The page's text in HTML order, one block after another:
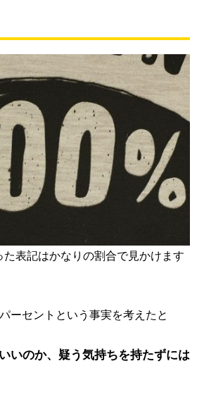
表記はかなりの割合で見かけます
ーセントという事実を考えたと
いのか、疑う気持ちを持たずには